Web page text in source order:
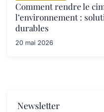
Comment rendre le
l’environnement :
durables
20 mai 2026
Newsletter